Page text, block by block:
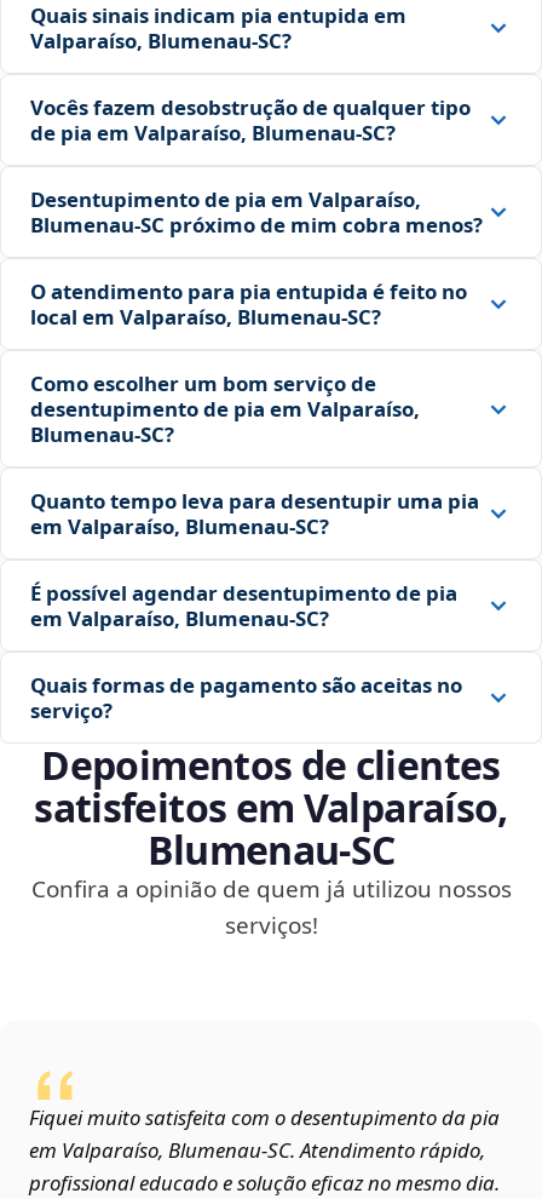
Quais sinais indicam pia entupida em
Valparaíso, Blumenau‑SC?
Vocês fazem desobstrução de qualquer tipo
de pia em Valparaíso, Blumenau‑SC?
Desentupimento de pia em Valparaíso,
Blumenau‑SC próximo de mim cobra menos?
O atendimento para pia entupida é feito no
local em Valparaíso, Blumenau‑SC?
Como escolher um bom serviço de
desentupimento de pia em Valparaíso,
Blumenau‑SC?
Quanto tempo leva para desentupir uma pia
em Valparaíso, Blumenau‑SC?
É possível agendar desentupimento de pia
em Valparaíso, Blumenau‑SC?
Quais formas de pagamento são aceitas no
serviço?
Depoimentos de clientes
satisfeitos em Valparaíso,
Blumenau‑SC
Confira a opinião de quem já utilizou nossos
serviços!
Fiquei muito satisfeita com o desentupimento da pia
em Valparaíso, Blumenau‑SC. Atendimento rápido,
profissional educado e solução eficaz no mesmo dia.